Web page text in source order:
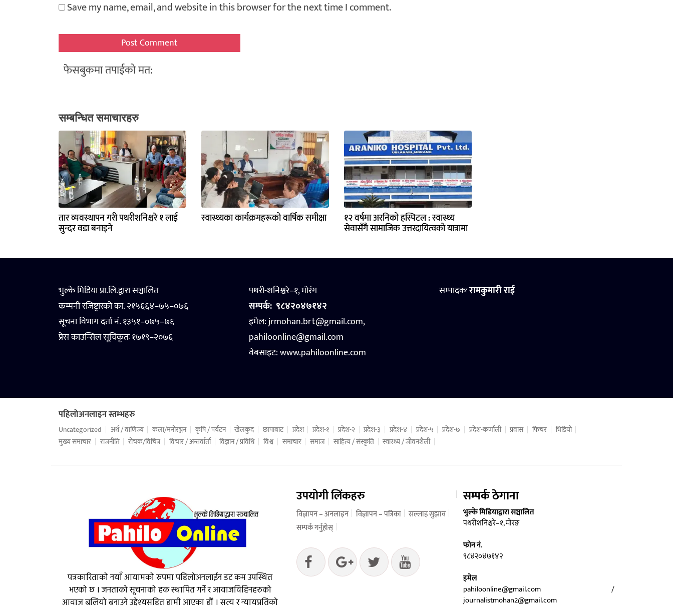
Save my name, email, and website in this browser for the next time I comment.
फेसबुकमा तपाईको मत:
सम्बन्धित समाचारहरु
तार व्यवस्थापन गरी पथरीशनिश्चरे १ लाई
सुन्दर वडा बनाइने
स्वास्थ्यका कार्यक्रमहरूको वार्षिक समीक्षा १२ वर्षमा अरनिको हस्पिटल : स्वास्थ्य
सेवासँगै सामाजिक उत्तरदायित्वको यात्रामा
भुल्के मिडिया प्रा.लि.द्वारा सञ्चालित
कम्पनी रजिष्ट्रारको का. २१५६६४–७५–०७६
सूचना विभाग दर्ता नं. १३५१–०७५–७६
प्रेस काउन्सिल सूचिकृतः १७१९–२०७६
पथरी-शनिश्चरे–१, मोरंग
सम्पर्क: ९८४२०४७१४२
इमेल: jrmohan.brt@gmail.com,
pahiloonline@gmail.com
वेबसाइट:www.pahiloonline.com
सम्पादकःरामकुमारी राई
पहिलोअनलाइन स्तम्भहरु
Uncategorized अर्थ / वाणिज्य कला/मनोरञ्जन कृषि / पर्यटन खेलकुद छापाबाट प्रदेश प्रदेश-१ प्रदेश-२ प्रदेश-३ प्रदेश-४ प्रदेश-५ प्रदेश-७ प्रदेश-कर्णाली प्रवास फिचर
भिडियो
मुख्य समाचार
राजनीति रोचक/विचित्र विचार / अन्तर्वार्ता विज्ञान / प्रविधि विश्व समाचार समाज साहित्य / संस्कृति स्वास्थ्य / जीवनशैली
पत्रकारिताको नयाँ आयामको रुपमा पहिलोअनलाईन डट कम उपस्थित
भएको छ । जनताको सूचनाको हक स्थापित गर्ने र आवाजविहिनहरुको
आवाज बलियो बनाउने उद्देश्यसहित हामी आएका हौं । सत्य र न्यायप्रतिको
उपयोगी लिंकहरु
विज्ञापन – अनलाइन विज्ञापन – पत्रिका सल्लाह सुझाव
सम्पर्क गर्नुहोस्
सम्पर्क ठेगाना
भुल्के मिडियाद्वारा सञ्चालित
पथरीशनिश्चरे–१, मोरङ
फोन नं.
९८४२०४७१४२
इमेल
pahiloonline@gmail.com /
journalistmohan2@gmail.com